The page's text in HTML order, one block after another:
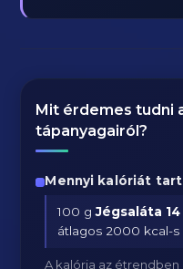
Mit érdemes tudni
tápanyagairól?
Mennyi kalóriát
100 gJégsaláta
átlagos 2000 kcal-s
A kalória az